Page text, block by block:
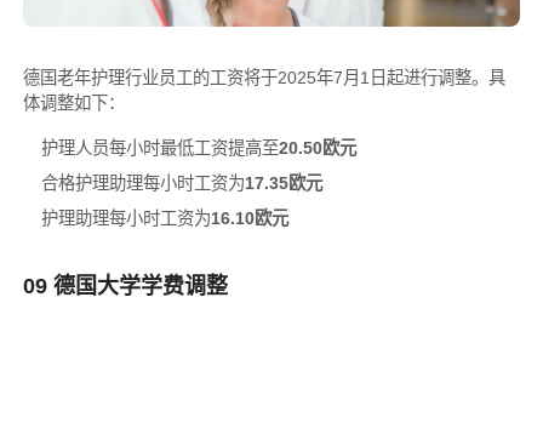
德国老年护理行业员工的工资将于2025年7月1日起进行调整。具
体调整如下：
护理人员每小时最低工资提高至20.50欧元
合格护理助理每小时工资为17.35欧元
护理助理每小时工资为16.10欧元
09 德国大学学费调整